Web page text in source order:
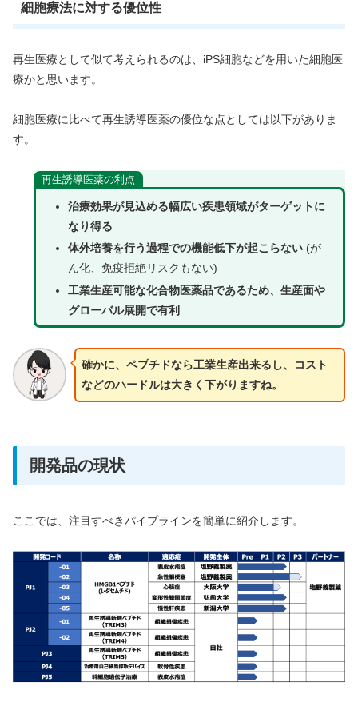
細胞療法に対する優位性
再生医療として似て考えられるのは、iPS細胞などを用いた細胞医
療かと思います。
細胞医療に比べて再生誘導医薬の優位な点としては以下がありま
す。
再生誘導医薬の利点
治療効果が見込める幅広い疾患領域がターゲットに
なり得る
体外培養を行う過程での機能低下が起こらない(が
ん化、免疫拒絶リスクもない)
工業生産可能な化合物医薬品であるため、生産面や
グローバル展開で有利
確かに、ペプチドなら工業生産出来るし、コスト
などのハードルは大きく下がりますね。
開発品の現状
ここでは、注目すべきパイプラインを簡単に紹介します。